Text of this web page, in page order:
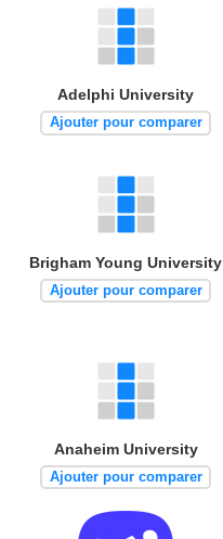
Adelphi University
Ajouter pour comparer
Brigham Young University
Ajouter pour comparer
Anaheim University
Ajouter pour comparer